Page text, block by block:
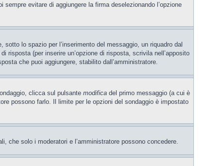
sempre evitare di aggiungere la firma deselezionando l’opzione
lo spazio per l’inserimento del messaggio, un riquadro dal
risposta (per inserire un’opzione di risposta, scrivila nell’apposito
che puoi aggiungere, stabilito dall’amministratore.
clicca sul pulsante modifica del primo messaggio (a cui è
possono farlo. Il limite per le opzioni del sondaggio è impostato
che solo i moderatori e l’amministratore possono concedere.